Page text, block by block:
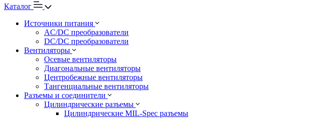
Каталог
Источники питания
AC/DC преобразователи
DC/DC преобразователи
Вентиляторы
Осевые вентиляторы
Диагональные вентиляторы
Центробежные вентиляторы
Тангенциальные вентиляторы
Разъемы и соединители
Цилиндрические разъемы
Цилиндрические MIL-Spec разъемы